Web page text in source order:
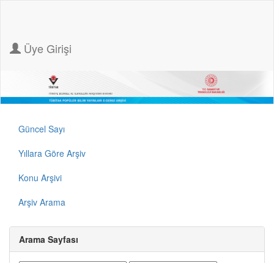
Üye Girişi
Güncel Sayı
Yıllara Göre Arşiv
Konu Arşivi
Arşiv Arama
Arama Sayfası